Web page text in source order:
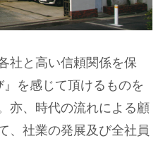
社と高い信頼関係を保
を感じて頂けるものを
亦、時代の流れによる顧
、社業の発展及び全社員